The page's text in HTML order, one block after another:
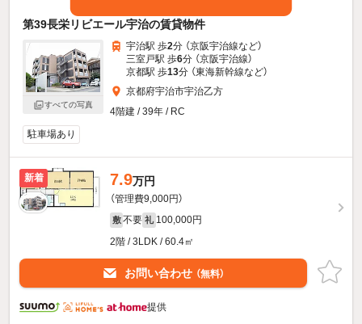
第39長栄リビエール宇治の賃貸物件
すべての写真
宇治駅 歩2分 （京阪宇治線など）
三室戸駅 歩6分 （京阪宇治線）
京都駅 歩13分 （東海新幹線など）
京都府宇治市宇治乙方
4階建 / 39年 / RC
駐車場あり
新着 7.9万円
（管理費9,000円）
敷 不要 礼 100,000円
2階 / 3LDK / 60.4㎡
お問い合わせ （無料）
提供